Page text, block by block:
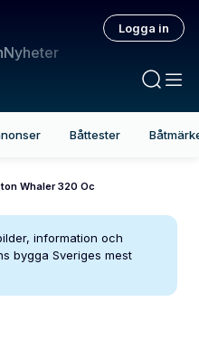
Nyheter
Logga in
Båttester
Whaler 320 Oc
information och
bygga Sveriges mest